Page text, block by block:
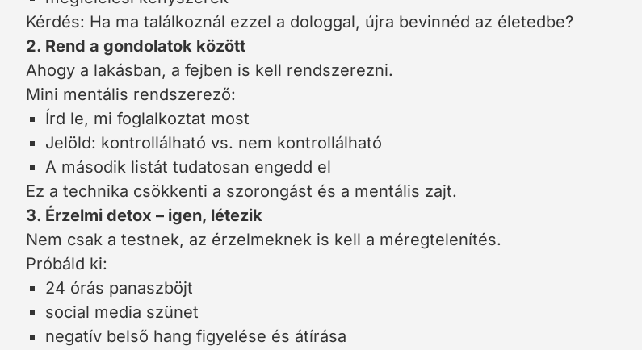
Kérdés: Ha ma találkoznál ezzel a dologgal, újra bevinnéd az életedbe?
2. Rend a gondolatok között
Ahogy a lakásban, a fejben is kell rendszerezni.
Mini mentális rendszerező:
Írd le, mi foglalkoztat most
Jelöld: kontrollálható vs. nem kontrollálható
A második listát tudatosan engedd el
Ez a technika csökkenti a szorongást és a mentális zajt.
3. Érzelmi detox – igen, létezik
Nem csak a testnek, az érzelmeknek is kell a méregtelenítés.
Próbáld ki:
24 órás panaszböjt
social media szünet
negatív belső hang figyelése és átírása